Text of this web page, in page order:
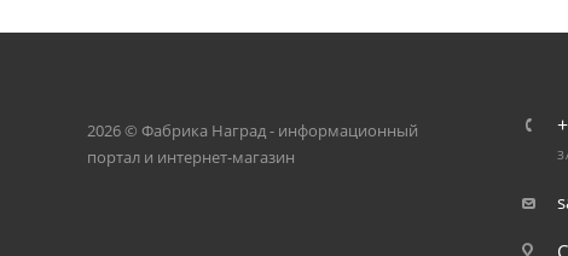
2026 © Фабрика Наград - информационный
портал и интернет-магазин